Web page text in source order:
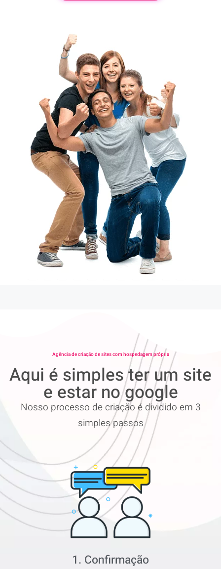
Agência de criação de sites com hospedagem própria
Aqui é simples ter um site
e estar no google
Nosso processo de criação é dividido em 3
simples passos
1. Confirmação